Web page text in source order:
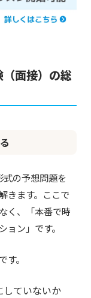
面接）の総
の予想問題を
きます。ここで
く、「本番で時
ン」です。
。
ていないか